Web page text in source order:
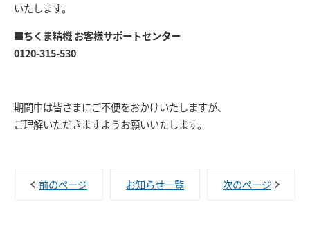
いたします。
■ちくま精機 お客様サポートセンター
0120-315-530
期間中は皆さまにご不便をおかけいたしますが、
ご理解いただきますようお願いいたします。
前のページ お知らせ一覧 次のページ